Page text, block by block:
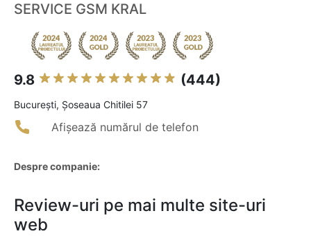
SERVICE GSM KRAL
9.8 (444)
Bucureşti, Șoseaua Chitilei 57
Afișează numărul de telefon
Despre companie:
Review-uri pe mai multe site-uri
web